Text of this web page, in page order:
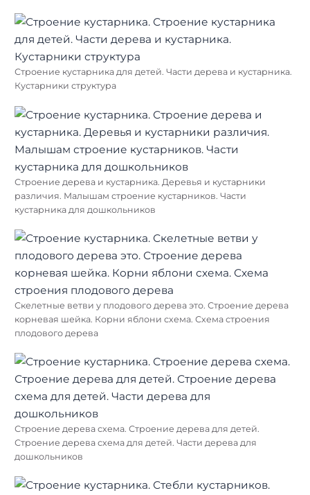
Строение кустарника для детей. Части дерева и кустарника.
Кустарники структура
Строение дерева и кустарника. Деревья и кустарники
различия. Малышам строение кустарников. Части
кустарника для дошкольников
Скелетные ветви у плодового дерева это. Строение дерева
корневая шейка. Корни яблони схема. Схема строения
плодового дерева
Строение дерева схема. Строение дерева для детей.
Строение дерева схема для детей. Части дерева для
дошкольников